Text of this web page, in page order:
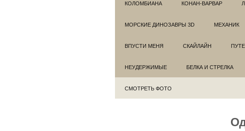
КОЛОМБИАНА КОНАН-ВАРВАР
МОРСКИЕ ДИНОЗАВРЫ 3D МЕХАНИК
ВПУСТИ МЕНЯ СКАЙЛАЙН
НЕУДЕРЖИМЫЕ БЕЛКА И СТРЕЛКА
СМОТРЕТЬ ФОТО